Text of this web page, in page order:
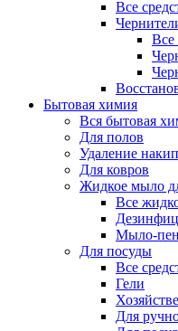
Все
Все
Бытовая химия
Вся бытовая
Для полов
Удаление
Для ковров
Жидкое мыло
Все
Мыло-
Для посуды
Все
Гели
Для